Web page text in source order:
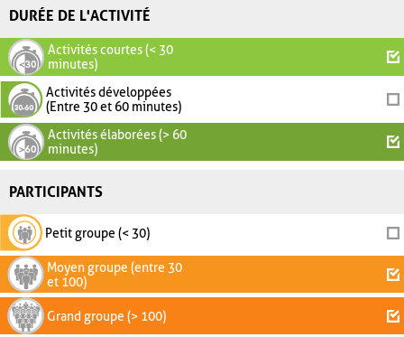
DURÉE DE L'ACTIVITÉ
Activités courtes (< 30
minutes)
Activités développées
(Entre 30 et 60 minutes)
Activités élaborées (> 60
minutes)
PARTICIPANTS
Petit groupe (< 30)
Moyen groupe (entre 30
et 100)
Grand groupe (> 100)